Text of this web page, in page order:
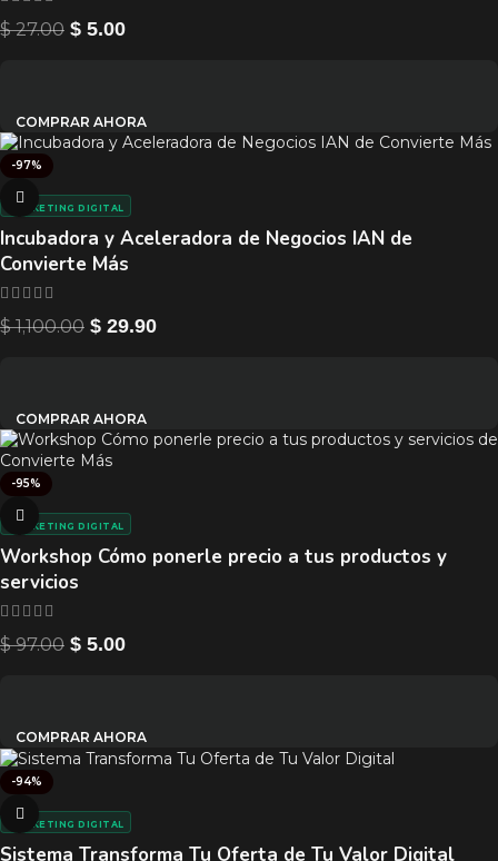
$27.00 $ 5.00
COMPRAR AHORA
-97%
Incubadora y Aceleradora de Negocios IAN de
Convierte Más
MARKETING DIGITAL
$1,100.00 $ 29.90
COMPRAR AHORA
-95%
Workshop Cómo ponerle precio a tus productos y
servicios
MARKETING DIGITAL
$97.00 $ 5.00
COMPRAR AHORA
-94%
Sistema Transforma Tu Oferta de Tu Valor Digital
MARKETING DIGITAL